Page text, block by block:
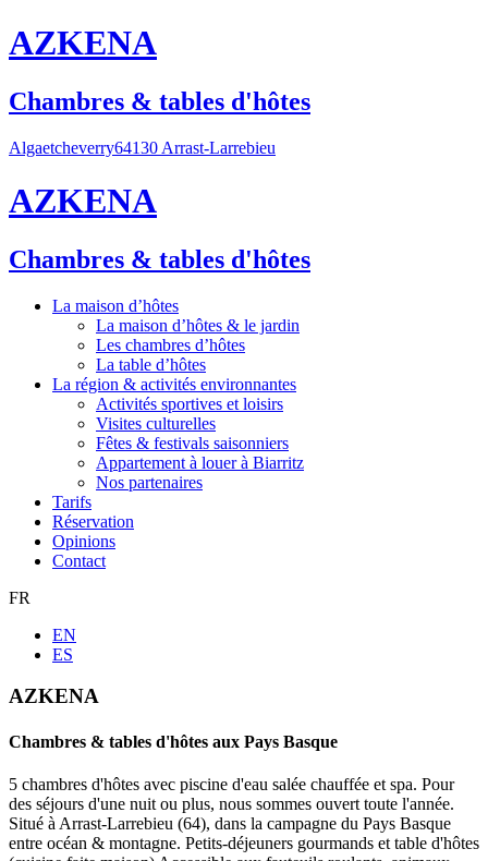
AZKENA
Chambres & tables d'hôtes
Algaetcheverry64130 Arrast-Larrebieu
AZKENA
Chambres & tables d'hôtes
La maison d’hôtes
La maison d’hôtes & le jardin
Les chambres d’hôtes
La table d’hôtes
La région & activités environnantes
Activités sportives et loisirs
Visites culturelles
Fêtes & festivals saisonniers
Appartement à louer à Biarritz
Nos partenaires
Tarifs
Réservation
Opinions
Contact
FR
EN
ES
AZKENA
Chambres & tables d'hôtes aux Pays Basque
5 chambres d'hôtes avec piscine d'eau salée chauffée et spa. Pour
des séjours d'une nuit ou plus, nous sommes ouvert toute l'année.
Situé à Arrast-Larrebieu (64), dans la campagne du Pays Basque
entre océan & montagne. Petits-déjeuners gourmands et table d'hôtes